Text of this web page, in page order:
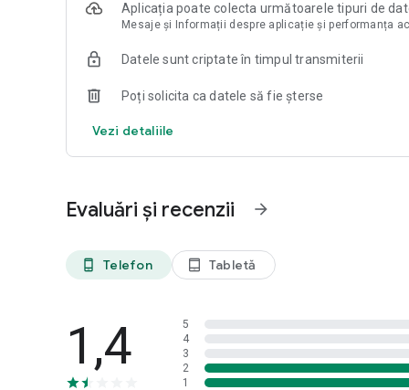
Aplicația poate colecta următoarele tipuri de
Mesaje și Informații despre aplicație și performanța
Datele sunt criptate în timpul transmiterii
Poți solicita ca datele să fie șterse
Vezi detaliile
Evaluări și recenzii arrow_forward
phone_android Telefon tablet_android Tabletă
1,4
5
4
3
2
1